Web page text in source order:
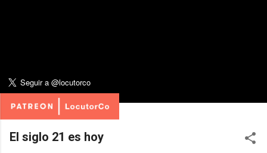
El siglo 21 es hoy